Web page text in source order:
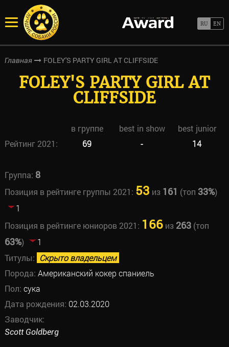
Главная FOLEY'S PARTY GIRL AT CLIFFSIDE
FOLEY'S PARTY GIRL AT
CLIFFSIDE
в группе best in show
best junior
Рейтинг 2021:
69 - 14
Группа: 8
Позиция в рейтинге группы 2021: 53 из 161 (топ 33%)
1
Позиция в рейтинге юниоров 2021: 166из 263(топ
63%)
1
Титулы: Скрыто владельцем
Порода: Американский кокер спаниель
Пол: сука
Дата рождения: 02.03.2020
Заводчик:
Scott Goldberg